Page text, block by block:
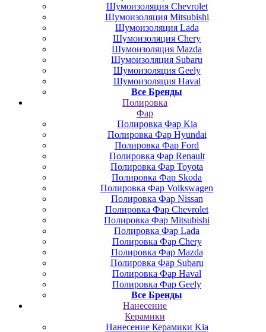
Шумоизоляция Chevrolet
Шумоизоляция Mitsubishi
Шумоизоляция Lada
Шумоизоляция Chery
Шумоизоляция Mazda
Шумоизоляция Subaru
Шумоизоляция Geely
Шумоизоляция Haval
Все Бренды
Полировка
Фар
Полировка Фар Kia
Полировка Фар Hyundai
Полировка Фар Ford
Полировка Фар Renault
Полировка Фар Toyota
Полировка Фар Skoda
Полировка Фар Volkswagen
Полировка Фар Nissan
Полировка Фар Chevrolet
Полировка Фар Mitsubishi
Полировка Фар Lada
Полировка Фар Chery
Полировка Фар Mazda
Полировка Фар Subaru
Полировка Фар Haval
Полировка Фар Geely
Все Бренды
Нанесение
Керамики
Нанесение Керамики Kia